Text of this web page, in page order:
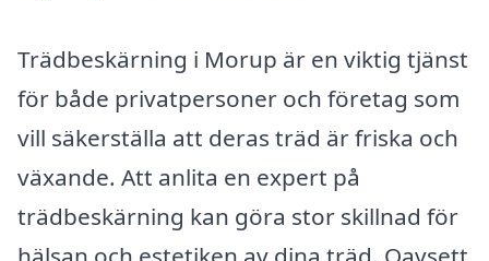
Trädbeskärning i Morup är en viktig tjänst
för både privatpersoner och företag som
vill säkerställa att deras träd är friska och
växande. Att anlita en expert på
trädbeskärning kan göra stor skillnad för